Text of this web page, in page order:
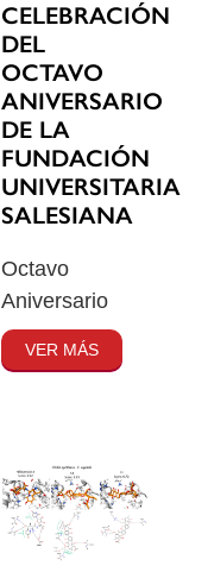
CELEBRACIÓN
DEL
OCTAVO
ANIVERSARIO
DE LA
FUNDACIÓN
UNIVERSITARIA
SALESIANA
Octavo
Aniversario
VER MÁS